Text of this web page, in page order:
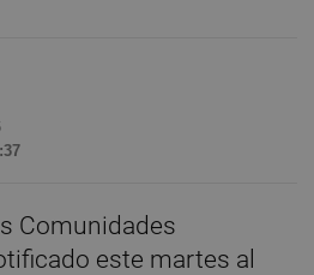
Comunidades
este martes al